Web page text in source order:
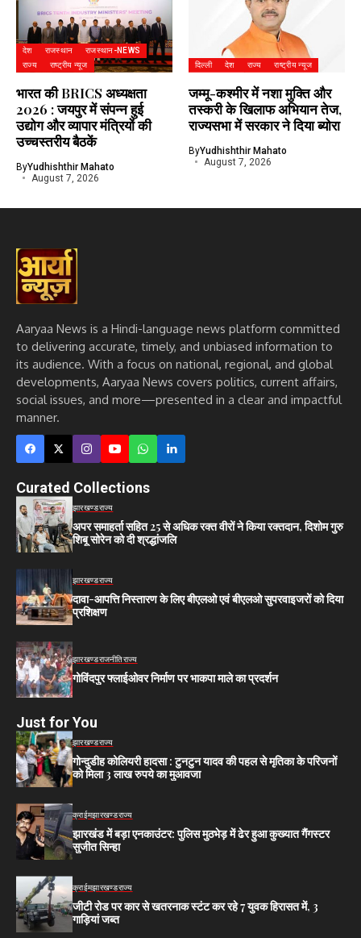
देश राजस्थान
राजस्थान-NEWS
राज्य
राष्ट्रीय न्यूज
भारत की BRICS अध्यक्षता
2026 : जयपुर में संपन्न हुई
उद्योग और व्यापार मंत्रियों की
उच्चस्तरीय बैठकें
ByYudhishthir Mahato
August 7, 2026
दिल्ली देश राज्य राष्ट्रीय न्यूज
जम्मू-कश्मीर में नशा मुक्ति और
तस्करी के खिलाफ अभियान तेज,
राज्यसभा में सरकार ने दिया ब्योरा
ByYudhishthir Mahato
August 7, 2026
Aaryaa News is a Hindi-language news platform committed
to delivering accurate, timely, and unbiased information to
its audience. With a focus on national, regional, and global
developments, Aaryaa News covers politics, current affairs,
social issues, and more—presented in a clear and impactful
manner.
Curated Collections
झारखण्डराज्य
अपर समाहर्ता सहित 25 से अधिक रक्त वीरों ने किया रक्तदान, दिशोम गुरु
शिबू सोरेन को दी श्रद्धांजलि
झारखण्डराज्य
दावा-आपत्ति निस्तारण के लिए बीएलओ एवं बीएलओ सुपरवाइजरों को दिया
प्रशिक्षण
झारखण्डराजनीतिराज्य
गोविंदपुर फ्लाईओवर निर्माण पर भाकपा माले का प्रदर्शन
Just for You
झारखण्डराज्य
गोन्दुडीह कोलियरी हादसा : टुनटुन यादव की पहल से मृतिका के परिजनों
को मिला 3 लाख रुपये का मुआवजा
क्राईमझारखण्डराज्य
झारखंड में बड़ा एनकाउंटर: पुलिस मुठभेड़ में ढेर हुआ कुख्यात गैंगस्टर
सुजीत सिन्हा
क्राईमझारखण्डराज्य
जीटी रोड पर कार से खतरनाक स्टंट कर रहे 7 युवक हिरासत में, 3
गाड़ियां जब्त